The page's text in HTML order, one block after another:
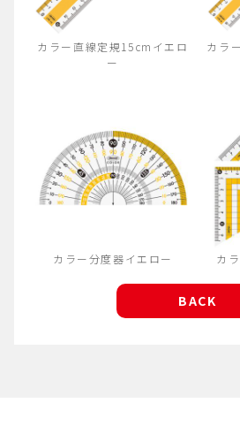
カラー直線定規15cmイエロ
ー
カラ
カラー分度器イエロー カ
BACK